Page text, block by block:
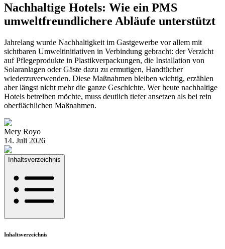
Nachhaltige Hotels: Wie ein PMS
umweltfreundlichere Abläufe unterstützt
Jahrelang wurde Nachhaltigkeit im Gastgewerbe vor allem mit
sichtbaren Umweltinitiativen in Verbindung gebracht: der Verzicht
auf Pflegeprodukte in Plastikverpackungen, die Installation von
Solaranlagen oder Gäste dazu zu ermutigen, Handtücher
wiederzuverwenden. Diese Maßnahmen bleiben wichtig, erzählen
aber längst nicht mehr die ganze Geschichte. Wer heute nachhaltige
Hotels betreiben möchte, muss deutlich tiefer ansetzen als bei rein
oberflächlichen Maßnahmen.
Mery Royo
14. Juli 2026
Inhaltsverzeichnis
Inhaltsverzeichnis